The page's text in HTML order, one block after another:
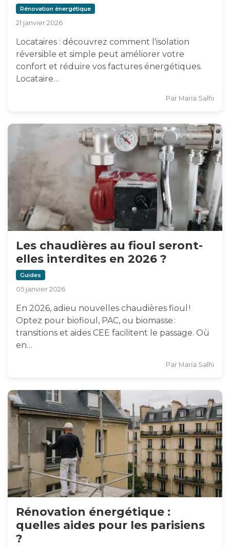
Rénovation énergétique
21 janvier 2026
Locataires : découvrez comment l'isolation
réversible et simple peut améliorer votre
confort et réduire vos factures énergétiques.
Locataire…
Par Maria Salhi
Les chaudières au fioul seront-
elles interdites en 2026 ?
Guides
05 janvier 2026
En 2026, adieu nouvelles chaudières fioul !
Optez pour biofioul, PAC, ou biomasse :
transitions et aides CEE facilitent le passage. Où
en…
Par Maria Salhi
Rénovation énergétique :
quelles aides pour les parisiens
?